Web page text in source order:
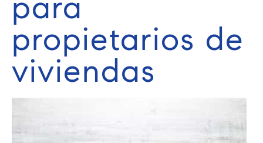
propietarios de
viviendas